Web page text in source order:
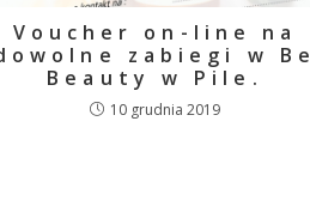
Voucher on-line na
zabiegi w Be
Beauty w Pile.
10 grudnia 2019